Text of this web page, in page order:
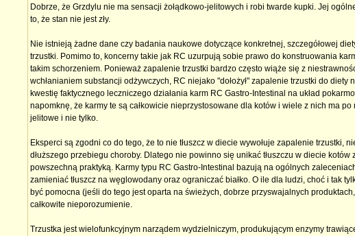
Dobrze, że Grzdylu nie ma sensacji żołądkowo-jelitowych i robi twarde kupki. Jej
to, że stan nie jest zły.
Nie istnieją żadne dane czy badania naukowe dotyczące konkretnej, szczegółowej
trzustki. Pomimo to, koncerny takie jak RC uzurpują sobie prawo do konstruowania
takim schorzeniem. Ponieważ zapalenie trzustki bardzo często wiąże się z
wchłanianiem substancji odżywczych, RC niejako "dołożył" zapalenie trzustki do diety
kwestię faktycznego leczniczego działania karm RC Gastro-Intestinal na układ
napomknę, że karmy te są całkowicie nieprzystosowane dla kotów i wiele z nich ma
jelitowe i nie tylko.
Eksperci są zgodni co do tego, że to nie tłuszcz w diecie wywołuje zapalenie trzustki,
dłuższego przebiegu choroby. Dlatego nie powinno się unikać tłuszczu w diecie
powszechną praktyką. Karmy typu RC Gastro-Intestinal bazują na ogólnych
zamieniać tłuszcz na węglowodany oraz ograniczać białko. O ile dla ludzi, choć i tak
być pomocna (jeśli do tego jest oparta na świeżych, dobrze przyswajalnych
całkowite nieporozumienie.
Trzustka jest wielofunkcyjnym narządem wydzielniczym, produkującym enzymy